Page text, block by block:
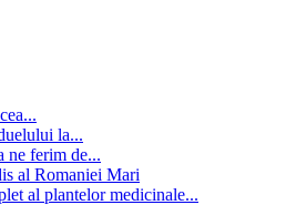
la...
ne ferim de...
al Romaniei Mari
al plantelor medicinale...